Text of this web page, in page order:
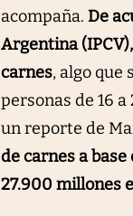
acompaña. De
Argentina
carnes, algo que
personas de 16
un reporte de
de carnes a
27.900 millones